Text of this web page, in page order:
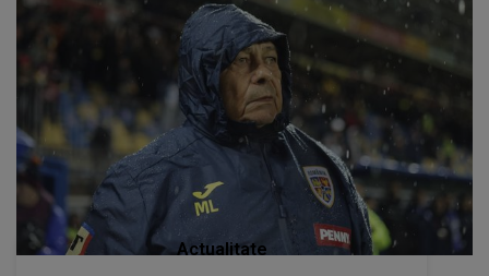
Actualitate